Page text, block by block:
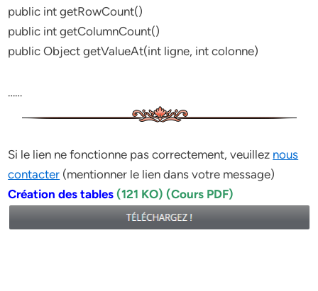
public int getRowCount()
public int getColumnCount()
public Object getValueAt(int ligne, int colonne)
……
Si le lien ne fonctionne pas correctement, veuillez nous
contacter (mentionner le lien dans votre message)
Création des tables(121 KO) (Cours PDF)